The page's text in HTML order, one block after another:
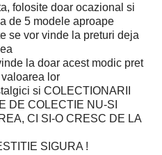
folosite doar ocazional si
de 5 modele aproape
se vor vinde la preturi deja
la doar acest modic pret
lor
si COLECTIONARII
DE COLECTIE NU-SI
CI SI-O CRESC DE LA
SIGURA !